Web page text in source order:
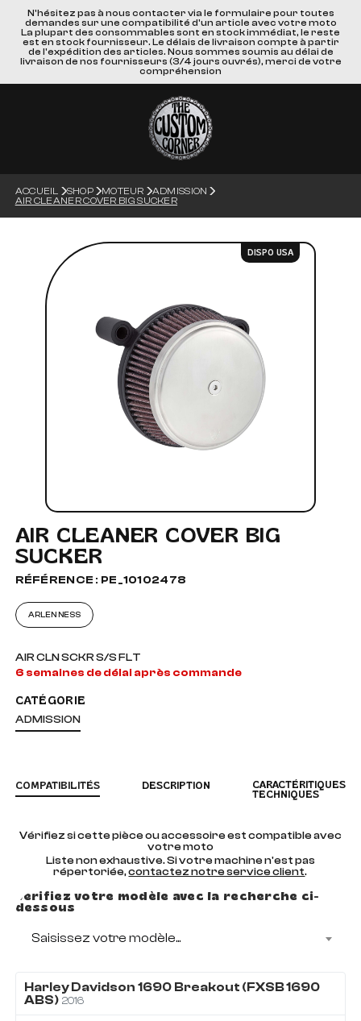
N'hésitez pas à nous contacter via le formulaire pour toutes
demandes sur une compatibilité d'un article avec votre moto
La plupart des consommables sont en stock immédiat, le reste
est en stock fournisseur. Le délais de livraison compte à partir
de l'expédition des articles. Nous sommes soumis au délai de
livraison de nos fournisseurs (3/4 jours ouvrés), merci de votre
compréhension
ACCUEIL SHOP MOTEUR
ADMISSION
AIR CLEANER COVER BIG SUCKER
DISPO USA
AIR CLEANER COVER BIG
SUCKER
RÉFÉRENCE : PE_10102478
ARLEN NESS
AIR CLN SCKR S/S FLT
6 semaines de délai après commande
CATÉGORIE
ADMISSION
COMPATIBILITÉS DESCRIPTION
CARACTÉRITIQUES
TECHNIQUES
Vérifiez si cette pièce ou accessoire est compatible avec
votre moto
Liste non exhaustive. Si votre machine n'est pas
répertoriée,contactez notre service client.
Vérifiez votre modèle avec la recherche ci-
dessous
Saisissez votre modèle...
Harley Davidson 1690 Breakout (FXSB 1690
ABS) 2016